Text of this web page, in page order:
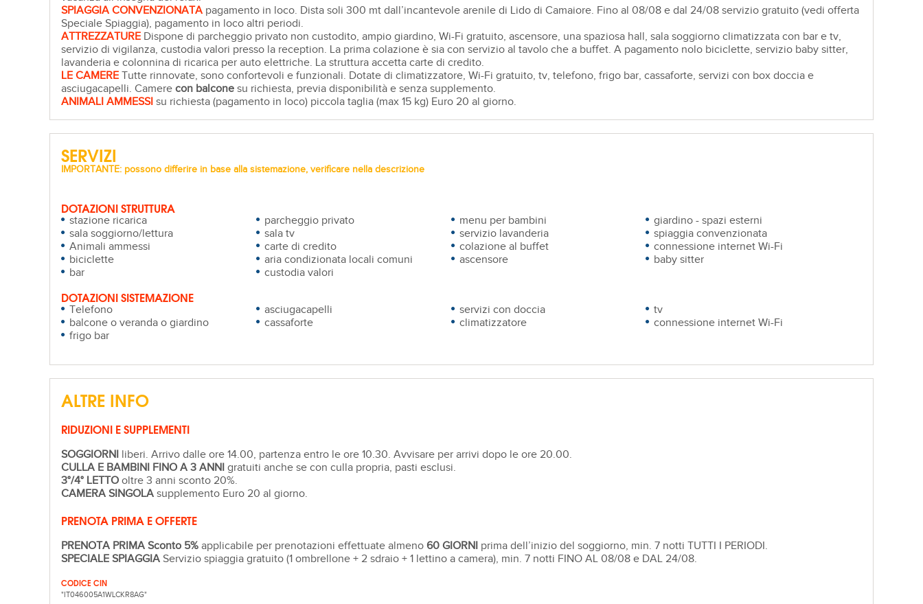
SPIAGGIA CONVENZIONATA pagamento in loco. Dista soli 300 mt dall’incantevole arenile di Lido di Camaiore. Fino al 08/08 e dal 24/08 servizio gratuito (vedi offerta
Speciale Spiaggia), pagamento in loco altri periodi.
ATTREZZATURE Dispone di parcheggio privato non custodito, ampio giardino, Wi-Fi gratuito, ascensore, una spaziosa hall, sala soggiorno climatizzata con bar e tv,
servizio di vigilanza, custodia valori presso la reception. La prima colazione è sia con servizio al tavolo che a buffet. A pagamento nolo biciclette, servizio baby sitter,
lavanderia e colonnina di ricarica per auto elettriche. La struttura accetta carte di credito.
LE CAMERE Tutte rinnovate, sono confortevoli e funzionali. Dotate di climatizzatore, Wi-Fi gratuito, tv, telefono, frigo bar, cassaforte, servizi con box doccia e
asciugacapelli. Camere con balcone su richiesta, previa disponibilità e senza supplemento.
ANIMALI AMMESSI su richiesta (pagamento in loco) piccola taglia (max 15 kg) Euro 20 al giorno.
SERVIZI
IMPORTANTE: possono differire in base alla sistemazione, verificare nella descrizione
DOTAZIONI STRUTTURA
stazione ricarica parcheggio privato menu per bambini
giardino - spazi esterni
sala soggiorno/lettura
sala tv servizio lavanderia
spiaggia convenzionata
Animali ammessi
carte di credito colazione al buffet
connessione internet Wi-Fi
biciclette
aria condizionata locali comuni ascensore
baby sitter
bar
custodia valori
DOTAZIONI SISTEMAZIONE
Telefono asciugacapelli servizi con doccia
tv
balcone o veranda o giardino
cassaforte climatizzatore
connessione internet Wi-Fi
frigo bar
ALTRE INFO
RIDUZIONI E SUPPLEMENTI
SOGGIORNI liberi. Arrivo dalle ore 14.00, partenza entro le ore 10.30. Avvisare per arrivi dopo le ore 20.00.
CULLA E BAMBINI FINO A 3 ANNI gratuiti anche se con culla propria, pasti esclusi.
3°/4° LETTO oltre 3 anni sconto 20%.
CAMERA SINGOLA supplemento Euro 20 al giorno.
PRENOTA PRIMA E OFFERTE
PRENOTA PRIMA Sconto 5% applicabile per prenotazioni effettuate almeno 60 GIORNI prima dell’inizio del soggiorno, min. 7 notti TUTTI I PERIODI.
SPECIALE SPIAGGIA Servizio spiaggia gratuito (1 ombrellone + 2 sdraio + 1 lettino a camera), min. 7 notti FINO AL 08/08 e DAL 24/08.
CODICE CIN
"IT046005A1WLCKR8AG"